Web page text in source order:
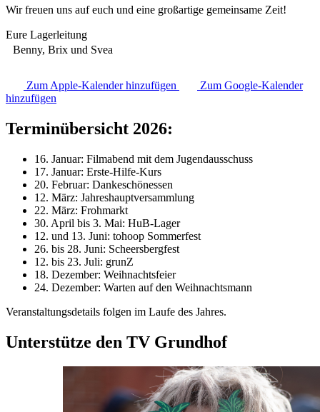
Wir freuen uns auf euch und eine großartige gemeinsame Zeit!
Eure Lagerleitung
Benny, Brix und Svea
Zum Apple-Kalender hinzufügen
Zum Google-Kalender
hinzufügen
Terminübersicht 2026:
16. Januar: Filmabend mit dem Jugendausschuss
17. Januar: Erste-Hilfe-Kurs
20. Februar: Dankeschönessen
12. März: Jahreshauptversammlung
22. März: Frohmarkt
30. April bis 3. Mai: HuB-Lager
12. und 13. Juni: tohoop Sommerfest
26. bis 28. Juni: Scheersbergfest
12. bis 23. Juli: grunZ
18. Dezember: Weihnachtsfeier
24. Dezember: Warten auf den Weihnachtsmann
Veranstaltungsdetails folgen im Laufe des Jahres.
Unterstütze den TV Grundhof